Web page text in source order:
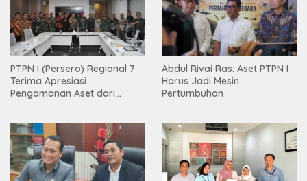
PTPN I (Persero) Regional 7
Terima Apresiasi
Pengamanan Aset dari
Abdul Rivai Ras: Aset PTPN I
Harus Jadi Mesin
Pertumbuhan